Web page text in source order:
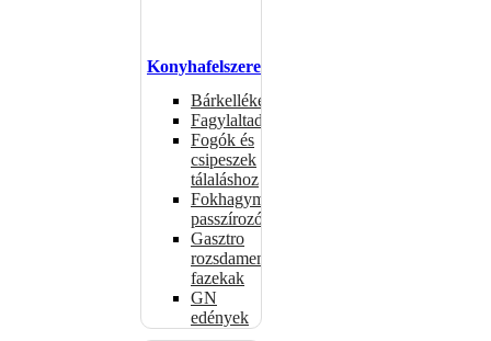
Konyhafelszerelés
Bárkellékek
Fagylaltadagolók
Fogók és
csipeszek
tálaláshoz
Fokhagymaprések,
passzírozók
Gasztro
rozsdamentes
fazekak
GN
edények